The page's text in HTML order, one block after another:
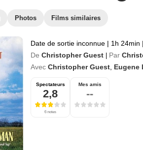
Photos Films similaires
Date de sortie inconnue | 1h 24min |
De Christopher Guest Par
Avec Christopher Guest Eugene
Spectateurs
2,8
6 notes
Mes amis
--